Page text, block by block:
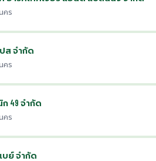
คร
ส จำกัด
คร
49 จำกัด
คร
บย์ จำกัด